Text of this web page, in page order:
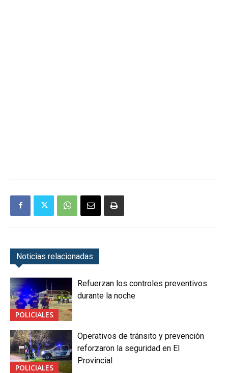
Noticias relacionadas
POLICIALES
Refuerzan los controles preventivos
durante la noche
POLICIALES
Operativos de tránsito y prevención
reforzaron la seguridad en El
Provincial